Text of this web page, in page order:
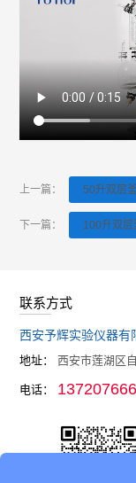
调速双层玻璃反应釜
低温冷却液循环泵怎
水热合成釜过程中会
水热合成釜是做什么用
反应釜生产设备厂家-
玻璃反应釜用途有哪
上一篇： 50升双层
下一篇： 100升双层
联系方式
西安予辉实验仪器有
地址： 西安市莲湖区
电话：